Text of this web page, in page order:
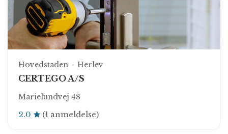
Hovedstaden Herlev
CERTEGO A/S
Marielundvej 48
2.0 (1 anmeldelse)